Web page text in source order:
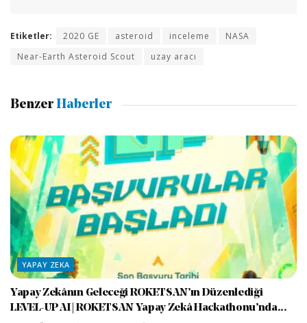
Etiketler: 2020 GE asteroid inceleme
NASA
Near-Earth Asteroid Scout
uzay aracı
Benzer Haberler
YAPAY ZEKA
Yapay Zekânın Geleceği ROKETSAN’ın Düzenlediği
LEVEL-UP AI | ROKETSAN Yapay Zekâ Hackathonu’nda...